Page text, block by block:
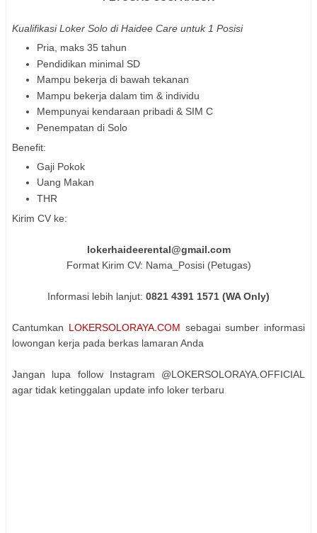
KualifikasiLoker Solo di Haidee Care untuk 1 Posisi
Pria, maks 35 tahun
Pendidikan minimal SD
Mampu bekerja di bawah tekanan
Mampu bekerja dalam tim & individu
Mempunyai kendaraan pribadi & SIM C
Penempatan di Solo
Benefit:
Gaji Pokok
Uang Makan
THR
Kirim CV ke:
lokerhaideerental@gmail.com
Format Kirim CV: Nama_Posisi (Petugas)
Informasi lebih lanjut: 0821 4391 1571 (WA Only)
Cantumkan LOKERSOLORAYA.COM sebagai sumber informasi
lowongan kerja pada berkas lamaran Anda
Jangan lupa follow Instagram @LOKERSOLORAYA.OFFICIAL
agar tidak ketinggalan update info loker terbaru